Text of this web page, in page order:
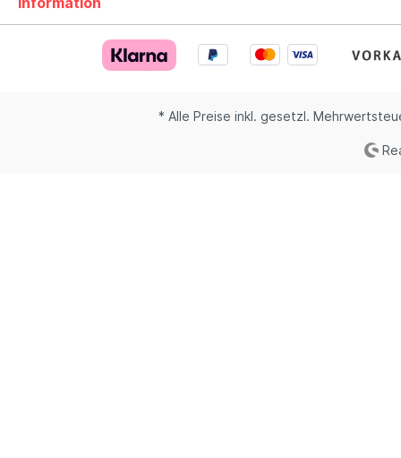
* Alle Preise inkl. gesetzl.